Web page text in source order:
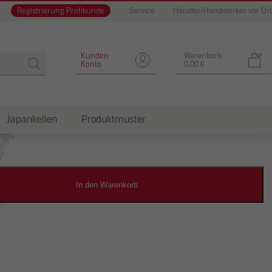
Registrierung Profikunde Service Händler/Handwerker vor Ort
Warenkorb
0,00 €
Kunden
Konto
Japankellen Produktmuster
Designputz
In den Warenkorb